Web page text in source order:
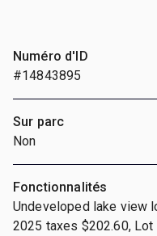
Numéro d'ID
#14843895
Sur parc
Non
Fonctionnalités
Undeveloped lake view
2025 taxes $202.60, Lot